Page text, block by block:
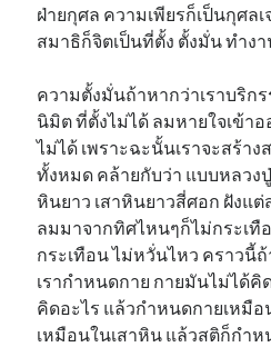
ฝ่ายกุศล ความเพียรก็เป็นกุศล
สมาธิก็จิตเป็นที่ตั้ง ตั้งมั่น ทำง
ความตั้งมั่นถ้าหากว่าเราบริก
นิมิต ที่ตั้งไม่ได้ ลมหายใจเข้า
ไม่ได้ เพราะฉะนั้นเราจะสร้า
ทั้งหมด คล้ายกับว่า แบบหลวง
หินยาว เสาหินยาวสี่ศอก ฝังแ
ลมมาจากทิศไหนๆก็ไม่กระเทื
กระเทือน ไม่หวั่นไหว คราวนี้
เรากำหนดกาย กายมันไม่ได้
คิดอะไร แล้วกำหนดกายเหมือ
เหมือนในเสาหิน แล้วสติก็กำ